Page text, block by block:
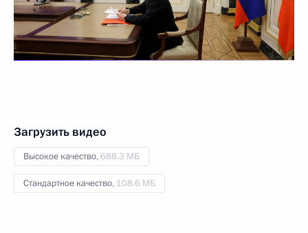
Загрузить видео
Высокое качество,688.3 МБ
Стандартное качество, 108.6 МБ